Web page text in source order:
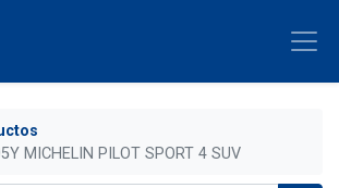
MICHELIN PILOT SPORT 4 SUV